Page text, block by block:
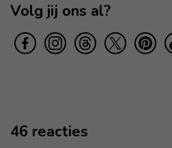
Volg jij ons al?
46 reacties